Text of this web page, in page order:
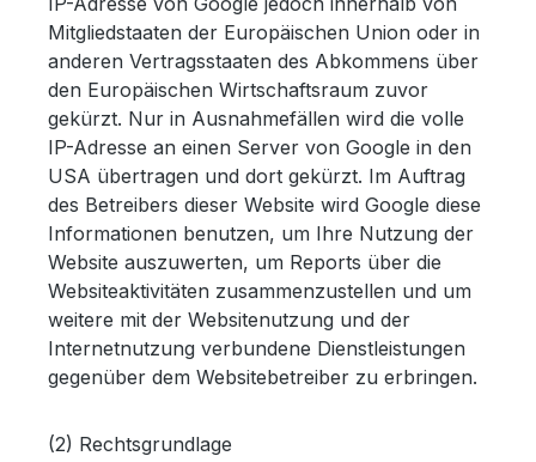
Mitgliedstaaten der Europäischen Union oder in
anderen Vertragsstaaten des Abkommens über
den Europäischen Wirtschaftsraum zuvor
gekürzt. Nur in Ausnahmefällen wird die volle
IP-Adresse an einen Server von Google in den
USA übertragen und dort gekürzt. Im Auftrag
des Betreibers dieser Website wird Google diese
Informationen benutzen, um Ihre Nutzung der
Website auszuwerten, um Reports über die
Websiteaktivitäten zusammenzustellen und um
weitere mit der Websitenutzung und der
Internetnutzung verbundene Dienstleistungen
gegenüber dem Websitebetreiber zu erbringen.
(2) Rechtsgrundlage